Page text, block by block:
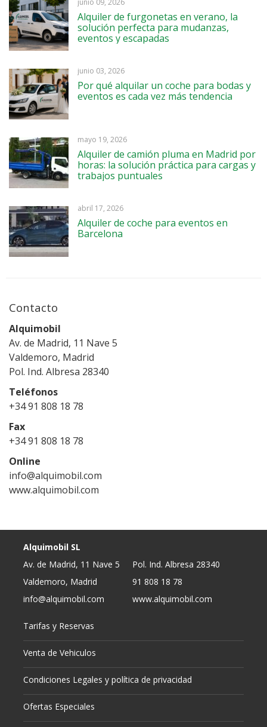
junio 09, 2026
Alquiler de furgonetas en verano, la
solución perfecta para mudanzas,
eventos y escapadas
junio 03, 2026
Por qué alquilar un coche para bodas y
eventos es cada vez más tendencia
mayo 19, 2026
Alquiler de camión pluma en Madrid por
horas: la solución práctica para cargas y
trabajos puntuales
abril 17, 2026
Alquiler de coche para eventos en
Barcelona
Contacto
Alquimobil
Av. de Madrid, 11 Nave 5
Valdemoro, Madrid
Pol. Ind. Albresa 28340
Teléfonos
+34 91 808 18 78
Fax
+34 91 808 18 78
Online
info@alquimobil.com
www.alquimobil.com
Alquimobil SL
Av. de Madrid, 11 Nave 5
Pol. Ind. Albresa 28340
Valdemoro, Madrid
91 808 18 78
info@alquimobil.com
www.alquimobil.com
Tarifas y Reservas
Venta de Vehiculos
Condiciones Legales y política de privacidad
Ofertas Especiales